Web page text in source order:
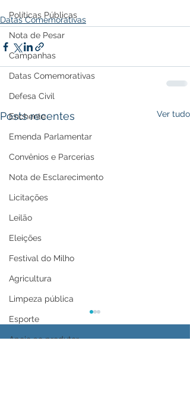
Políticas Públicas
Nota de Pesar
Campanhas
Datas Comemorativas
Defesa Civil
Enchente
Emenda Parlamentar
Convênios e Parcerias
Nota de Esclarecimento
Licitações
Leilão
Eleições
Festival do Milho
Agricultura
Limpeza pública
Esporte
Apoio ao produtor
Datas Comemorativas
Posts recentes Ver tudo